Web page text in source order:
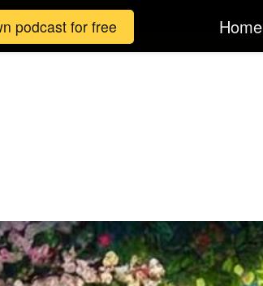
podcast for free Home